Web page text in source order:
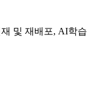
및 재배포, AI학습